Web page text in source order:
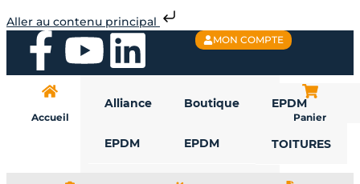
Aller au contenu principal
au
contenuF
a
c
Y
o
u
L
i
n
MON COMPTE
Accueil
Alliance
EPDM
Boutique
EPDM
EPDM
TOITURES
Panier